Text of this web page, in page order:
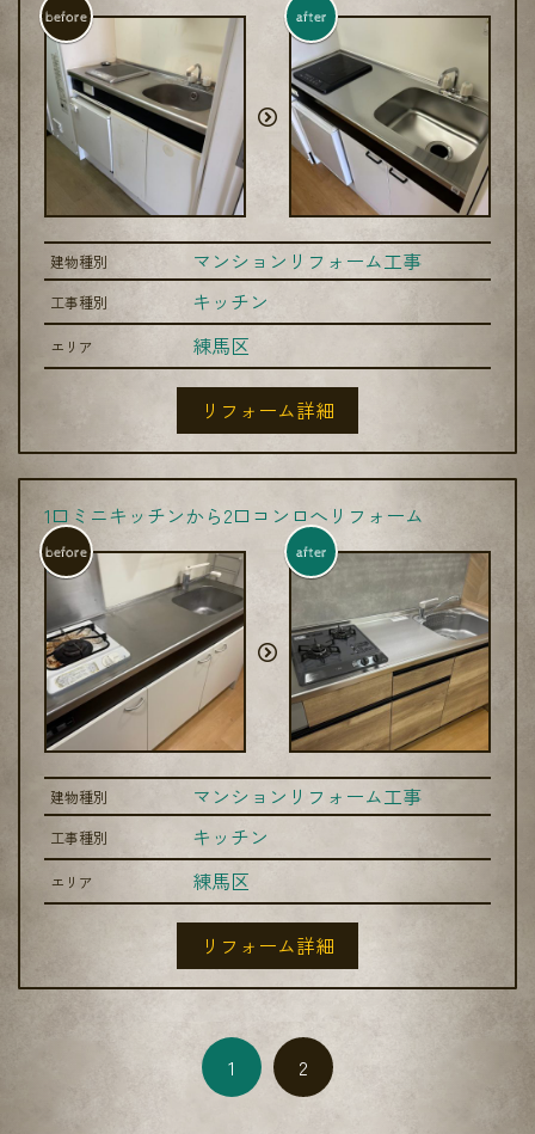
before after
建物種別 マンションリフォーム工事
工事種別 キッチン
エリア 練馬区
リフォーム詳細
1口ミニキッチンから2口コンロへリフォーム
before after
建物種別 マンションリフォーム工事
工事種別 キッチン
エリア 練馬区
リフォーム詳細
1 2